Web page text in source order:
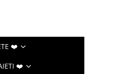
❤️
❤️